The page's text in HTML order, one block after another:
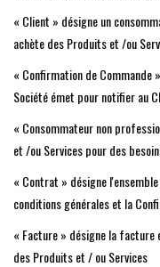
« Client » désigne un
achète des Produits et /ou
« Confirmation de Commande
Société émet pour notifier au
« Consommateur non
et /ou Services pour des
« Contrat » désigne
conditions générales et la
« Facture » désigne la facture
des Produits et / ou Services